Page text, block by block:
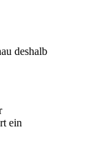
deshalb
ein